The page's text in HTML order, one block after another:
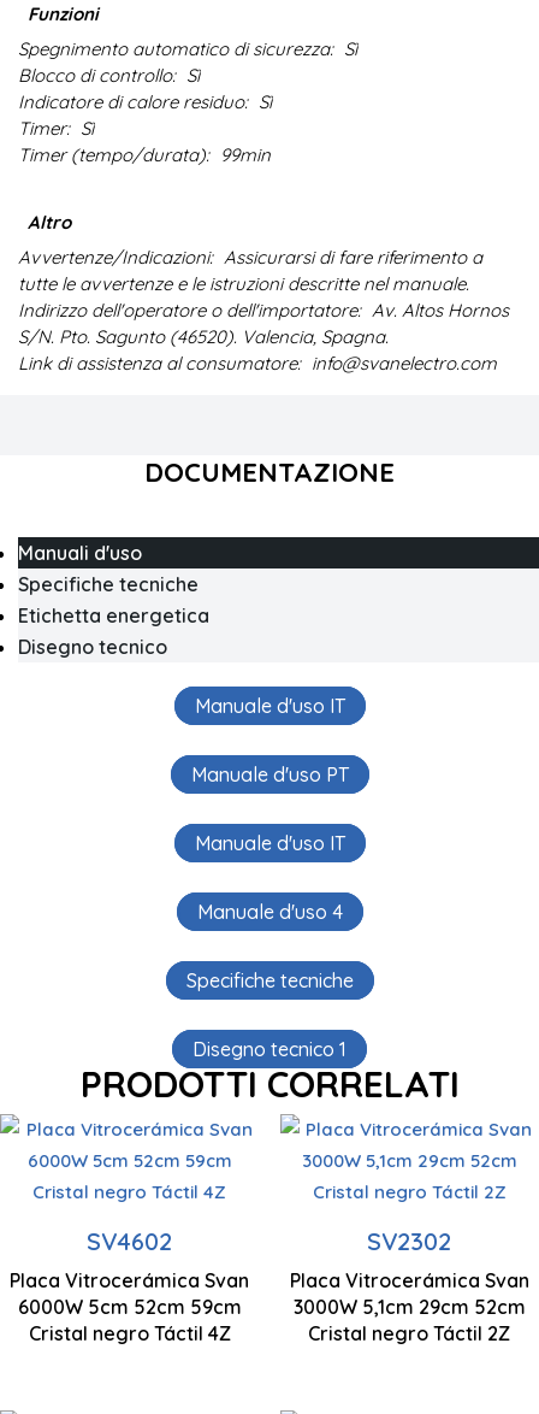
Funzioni
Spegnimento automatico di sicurezza: Sì
Blocco di controllo: Sì
Indicatore di calore residuo: Sì
Timer: Sì
Timer (tempo/durata): 99min
Altro
Avvertenze/Indicazioni: Assicurarsi di fare riferimento a
tutte le avvertenze e le istruzioni descritte nel manuale.
Indirizzo dell'operatore o dell'importatore: Av. Altos Hornos
S/N. Pto. Sagunto (46520). Valencia, Spagna.
Link di assistenza al consumatore: info@svanelectro.com
DOCUMENTAZIONE
Manuali d'uso
Specifiche tecniche
Etichetta energetica
Disegno tecnico
Manuale d'uso IT
Manuale d'uso PT
Manuale d'uso IT
Manuale d'uso 4
Specifiche tecniche
Disegno tecnico 1
PRODOTTI CORRELATI
SV4602
Placa Vitrocerámica Svan
6000W 5cm 52cm 59cm
Cristal negro Táctil 4Z
Zone di cottura
4
Potencia 6 kW
Controllo tattile
Disconnessione
50 x 520 x 590
mm
SV2302
Placa Vitrocerámica Svan
3000W 5,1cm 29cm 52cm
Cristal negro Táctil 2Z
Zone di cottura
2
Potenza 3 kW
Controllo tattile